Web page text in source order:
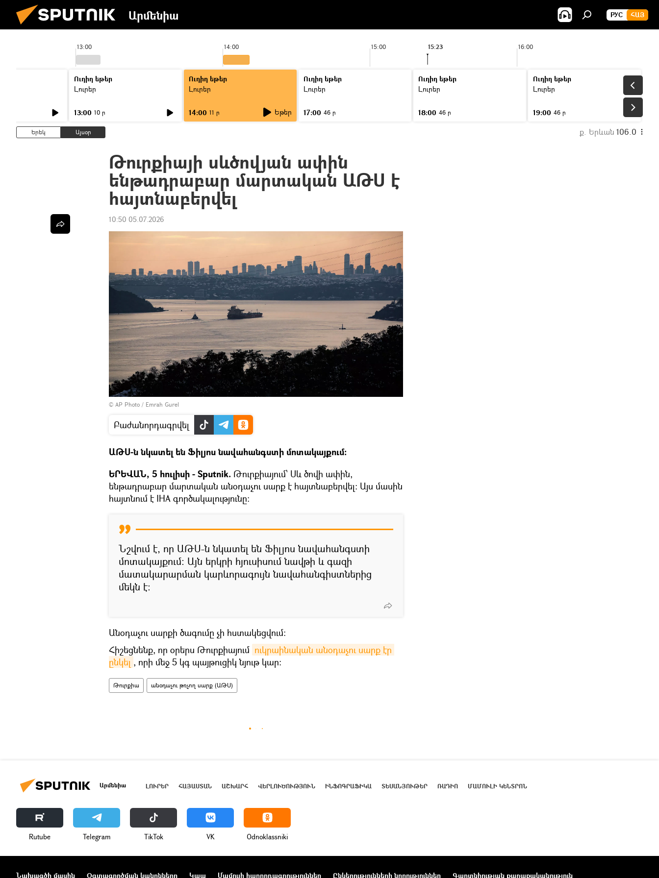
Արմենիա РУС ՀԱՅ
13:00 14:00 15:00 16:00
15:23
Ուղիղ եթեր
Լուրեր
13:00 10 ր
Ուղիղ եթեր
Լուրեր
14:00 11 ր Եթեր
Ուղիղ եթեր
Լուրեր
17:00 46 ր
Ուղիղ եթեր
Լուրեր
18:00 46 ր
Ուղիղ եթեր
Լուրեր
19:00 46 ր
Երեկ Այսօր ք. Երևան 106.0
Թուրքիայի սևծովյան ափին
ենթադրաբար մարտական ԱԹՍ է
հայտնաբերվել
10:50 05.07.2026
© AP Photo / Emrah Gurel
Բաժանորդագրվել
​ԱԹՍ-ն նկատել են Ֆիլյոս նավահանգստի մոտակայքում։
​ԵՐԵՎԱՆ, 5 հուլիսի - Sputnik. Թուրքիայում՝ Սև ծովի ափին,
ենթադրաբար մարտական անօդաչու սարք է հայտնաբերվել։ Այս մասին
հայտնում է IHA գործակալությունը։
Նշվում է, որ ԱԹՍ-ն նկատել են Ֆիլյոս նավահանգստի
մոտակայքում։ Այն երկրի հյուսիսում նավթի և գազի
մատակարարման կարևորագույն նավահանգիստներից
մեկն է։
​Անօդաչու սարքի ծագումը չի հստակեցվում։
​Հիշեցնենք, որ օրերս Թուրքիայում ուկրաինական անօդաչու սարք էր
ընկել , որի մեջ 5 կգ պայթուցիկ նյութ կար։
Թուրքիա անօդաչու թռչող սարք (ԱԹՍ)
Արմենիա ԼՈՒՐԵՐ ՀԱՅԱՍՏԱՆ ԱՇԽԱՐՀ ՎԵՐԼՈՒԾՈՒԹՅՈՒՆ ԻՆՖՈԳՐԱՖԻԿԱ ՏԵՍԱՆՅՈՒԹԵՐ ՌԱԴԻՈ ՄԱՄՈՒԼԻ ԿԵՆՏՐՈՆ
Rutube Telegram ТikТоk VK Odnoklassniki
Նախագծի մասին Օգտագործման կանոնները Կապ Մամուլի հաղորդագրություններ Ընկերությունների նորություններ Գաղտնիության քաղաքականություն